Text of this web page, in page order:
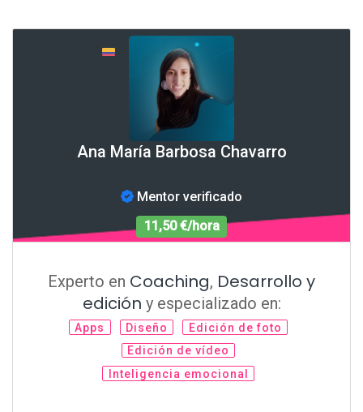
Ana María Barbosa Chavarro
Mentor verificado
11,50 €/hora
Experto en Coaching, Desarrollo y
edición y especializado en:
Apps Diseño
Edición de foto
Edición de vídeo
Inteligencia emocional